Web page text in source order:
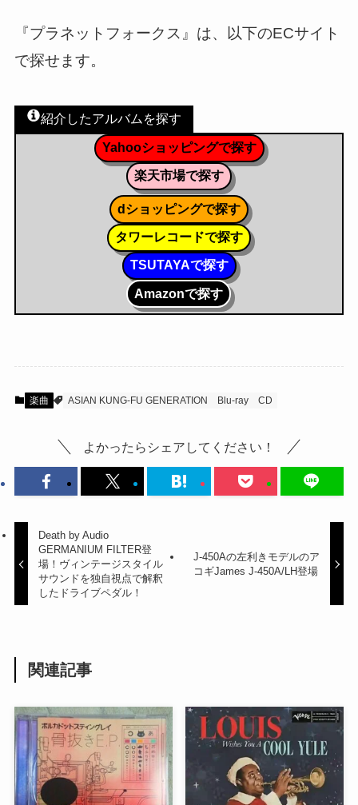
『プラネットフォークス』は、以下のECサイト
で探せます。
紹介したアルバムを探す
Yahooショッピングで探す
楽天市場で探す
dショッピングで探す
タワーレコードで探す
TSUTAYAで探す
Amazonで探す
楽曲 ASIAN KUNG-FU GENERATION Blu-ray CD
よかったらシェアしてください！
Death by Audio
GERMANIUM FILTER登
場！ヴィンテージスタイル
サウンドを独自視点で解釈
したドライブペダル！
J-450Aの左利きモデルのア
コギJames J-450A/LH登場
関連記事